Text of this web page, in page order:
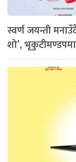
स्वर्ण जयन्ती
शो’,